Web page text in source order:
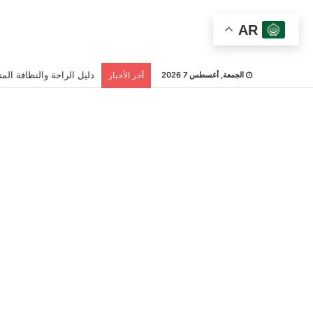
الجمعة, أغسطس 7 2026 أخر الأخبار دليل الراحة والنظافة
AR